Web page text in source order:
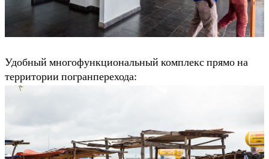
Удобный многофункциональный комплекс прямо на
территории погранперехода: